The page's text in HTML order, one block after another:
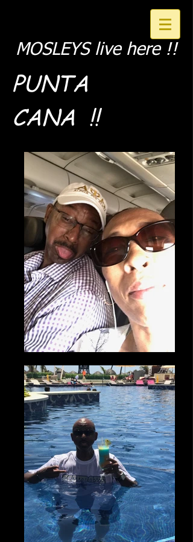
MOSLEYS live here !!
PUNTA
CANA !!